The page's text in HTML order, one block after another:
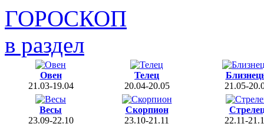
ГОРОСКОП
в раздел
Овен
21.03-19.04
Телец
20.04-20.05
21.05-
Весы
23.09-22.10
Скорпион
23.10-21.11
22.11-